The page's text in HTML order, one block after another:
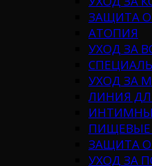
ЗАЩИТА
АТОПИЯ
УХОД ЗА
УХОД ЗА
ЛИНИЯ
ПИЩЕВЫЕ
ЗАЩИТА
УХОД ЗА